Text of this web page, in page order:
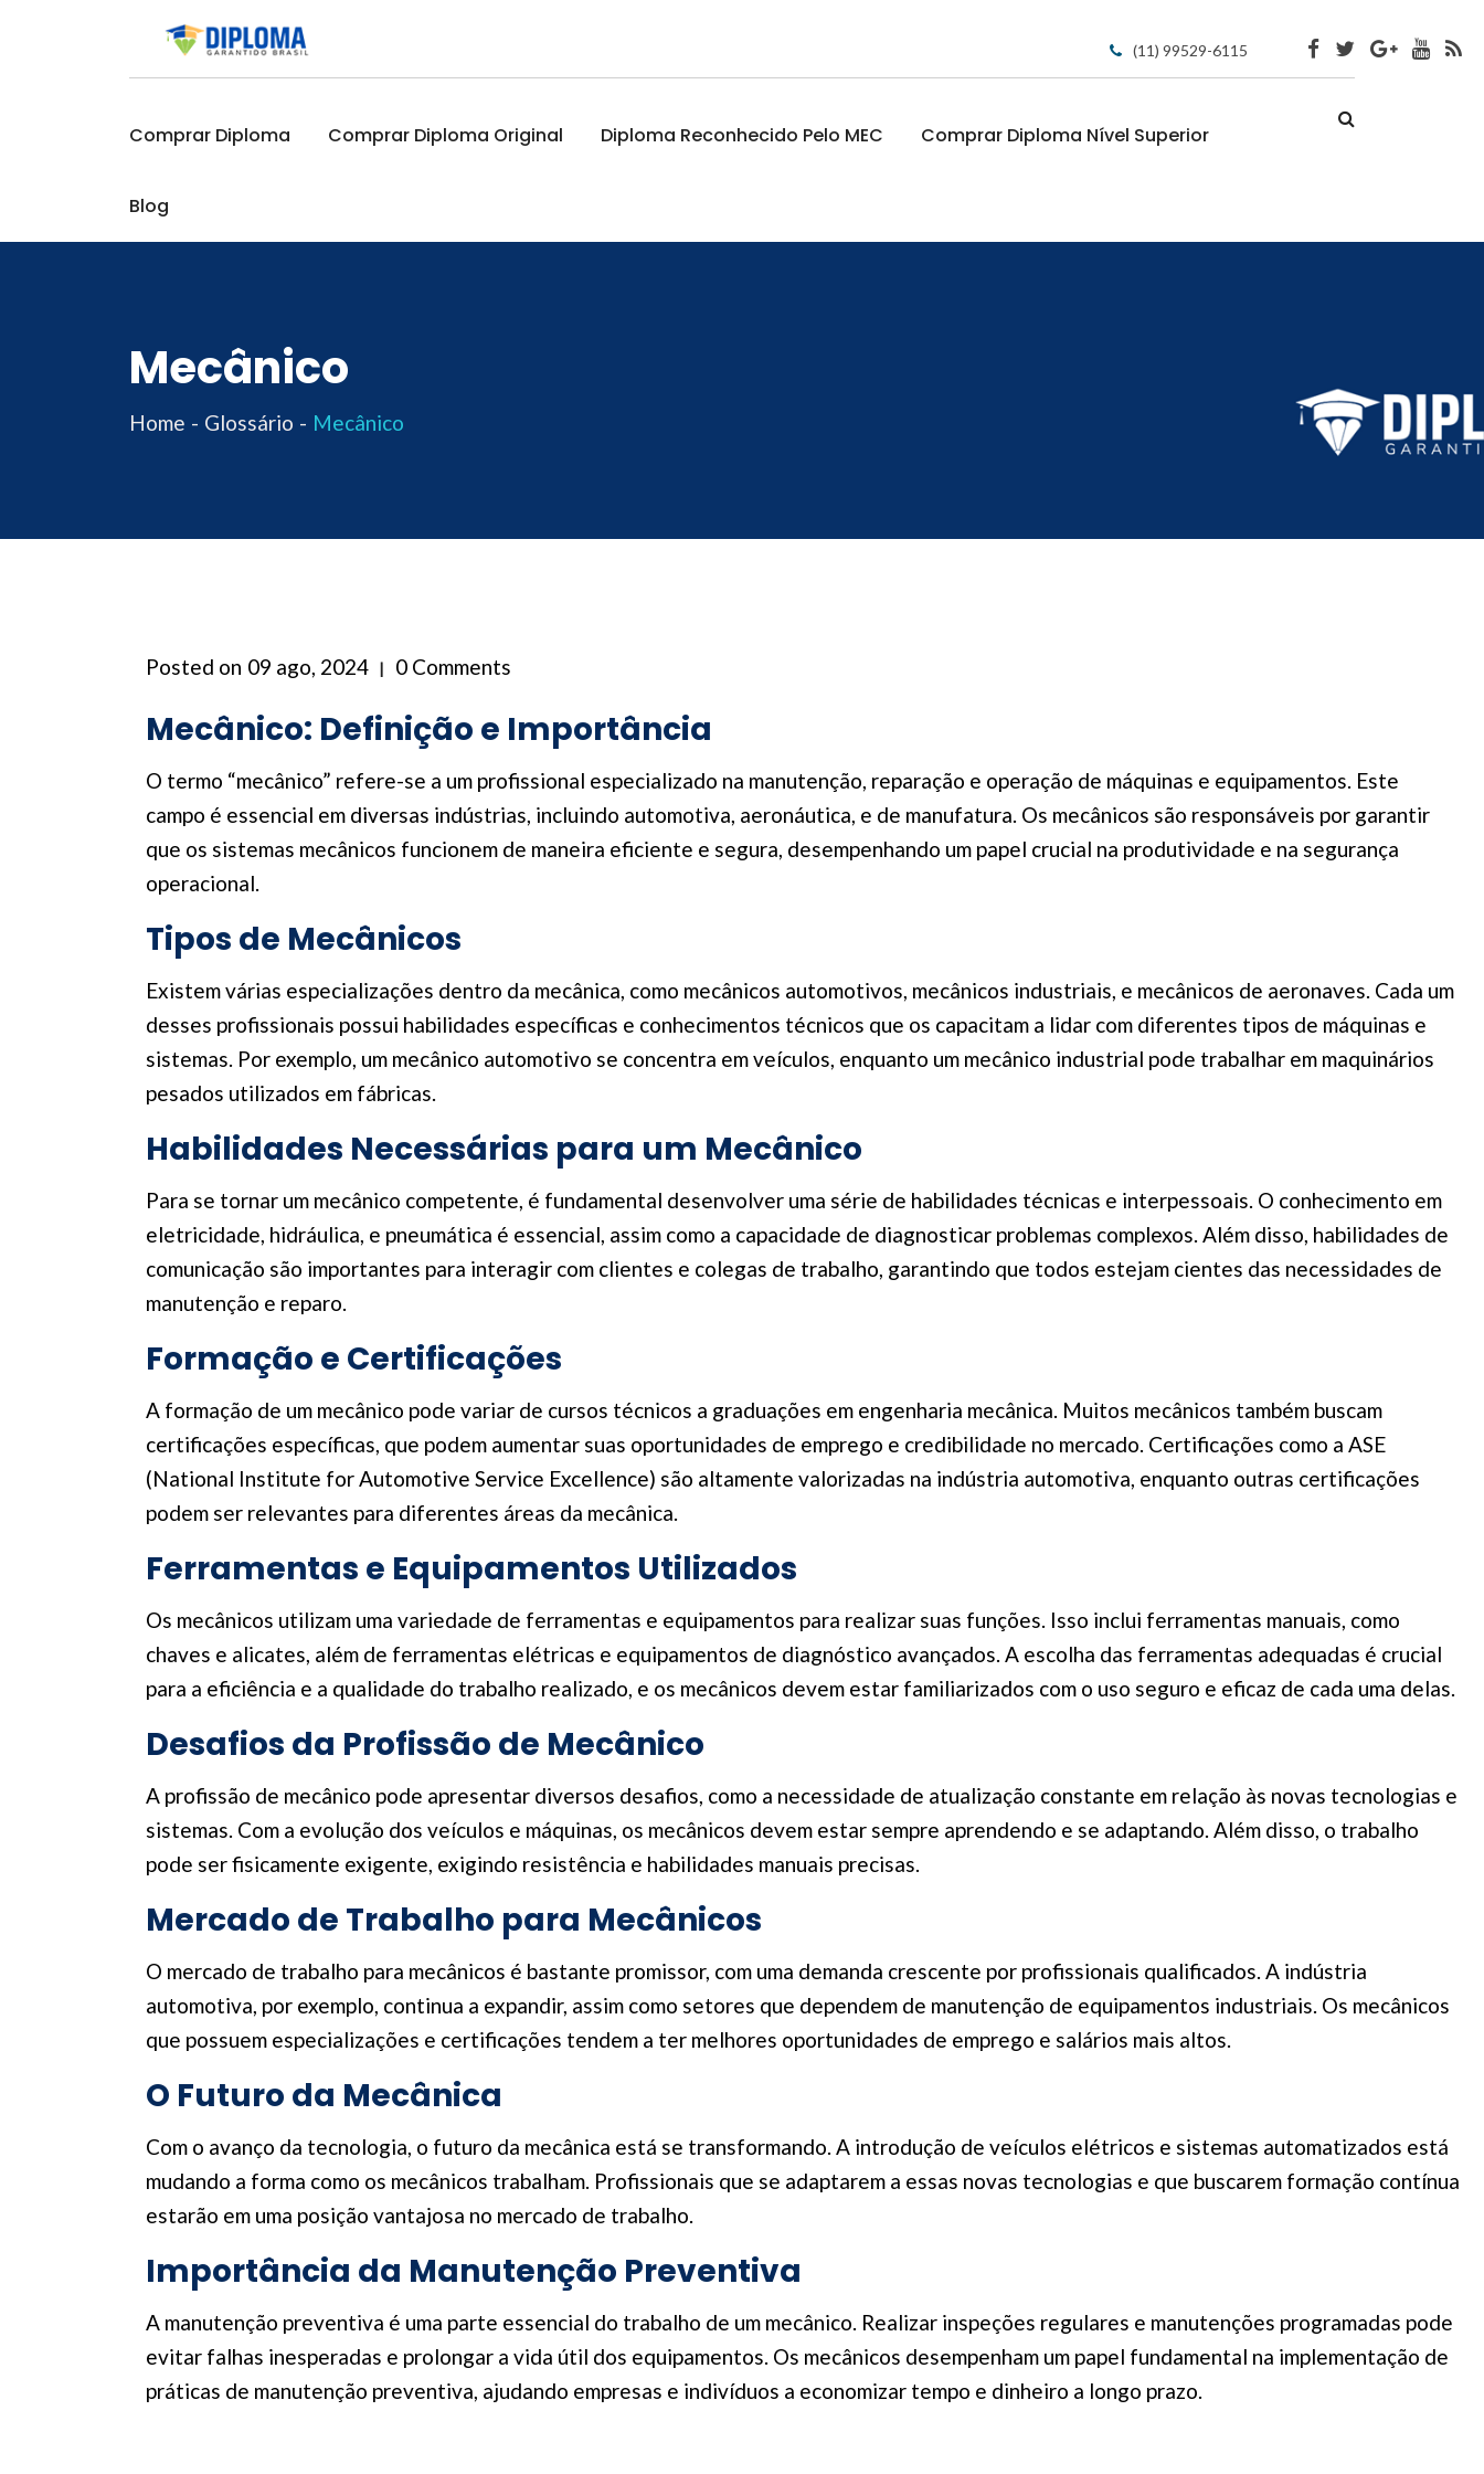
(11) 99529-6115
Comprar Diploma Comprar Diploma Original Diploma Reconhecido Pelo MEC Comprar Diploma Nível Superior
Blog
Mecânico
Home Glossário Mecânico
Posted on 09 ago, 2024 0 Comments
Mecânico: Definição e Importância
O termo “mecânico” refere-se a um profissional especializado na manutenção, reparação e operação de máquinas e equipamentos. Este
campo é essencial em diversas indústrias, incluindo automotiva, aeronáutica, e de manufatura. Os mecânicos são responsáveis por garantir
que os sistemas mecânicos funcionem de maneira eficiente e segura, desempenhando um papel crucial na produtividade e na segurança
operacional.
Tipos de Mecânicos
Existem várias especializações dentro da mecânica, como mecânicos automotivos, mecânicos industriais, e mecânicos de aeronaves. Cada um
desses profissionais possui habilidades específicas e conhecimentos técnicos que os capacitam a lidar com diferentes tipos de máquinas e
sistemas. Por exemplo, um mecânico automotivo se concentra em veículos, enquanto um mecânico industrial pode trabalhar em maquinários
pesados utilizados em fábricas.
Habilidades Necessárias para um Mecânico
Para se tornar um mecânico competente, é fundamental desenvolver uma série de habilidades técnicas e interpessoais. O conhecimento em
eletricidade, hidráulica, e pneumática é essencial, assim como a capacidade de diagnosticar problemas complexos. Além disso, habilidades de
comunicação são importantes para interagir com clientes e colegas de trabalho, garantindo que todos estejam cientes das necessidades de
manutenção e reparo.
Formação e Certificações
A formação de um mecânico pode variar de cursos técnicos a graduações em engenharia mecânica. Muitos mecânicos também buscam
certificações específicas, que podem aumentar suas oportunidades de emprego e credibilidade no mercado. Certificações como a ASE
(National Institute for Automotive Service Excellence) são altamente valorizadas na indústria automotiva, enquanto outras certificações
podem ser relevantes para diferentes áreas da mecânica.
Ferramentas e Equipamentos Utilizados
Os mecânicos utilizam uma variedade de ferramentas e equipamentos para realizar suas funções. Isso inclui ferramentas manuais, como
chaves e alicates, além de ferramentas elétricas e equipamentos de diagnóstico avançados. A escolha das ferramentas adequadas é crucial
para a eficiência e a qualidade do trabalho realizado, e os mecânicos devem estar familiarizados com o uso seguro e eficaz de cada uma delas.
Desafios da Profissão de Mecânico
A profissão de mecânico pode apresentar diversos desafios, como a necessidade de atualização constante em relação às novas tecnologias e
sistemas. Com a evolução dos veículos e máquinas, os mecânicos devem estar sempre aprendendo e se adaptando. Além disso, o trabalho
pode ser fisicamente exigente, exigindo resistência e habilidades manuais precisas.
Mercado de Trabalho para Mecânicos
O mercado de trabalho para mecânicos é bastante promissor, com uma demanda crescente por profissionais qualificados. A indústria
automotiva, por exemplo, continua a expandir, assim como setores que dependem de manutenção de equipamentos industriais. Os mecânicos
que possuem especializações e certificações tendem a ter melhores oportunidades de emprego e salários mais altos.
O Futuro da Mecânica
Com o avanço da tecnologia, o futuro da mecânica está se transformando. A introdução de veículos elétricos e sistemas automatizados está
mudando a forma como os mecânicos trabalham. Profissionais que se adaptarem a essas novas tecnologias e que buscarem formação contínua
estarão em uma posição vantajosa no mercado de trabalho.
Importância da Manutenção Preventiva
A manutenção preventiva é uma parte essencial do trabalho de um mecânico. Realizar inspeções regulares e manutenções programadas pode
evitar falhas inesperadas e prolongar a vida útil dos equipamentos. Os mecânicos desempenham um papel fundamental na implementação de
práticas de manutenção preventiva, ajudando empresas e indivíduos a economizar tempo e dinheiro a longo prazo.